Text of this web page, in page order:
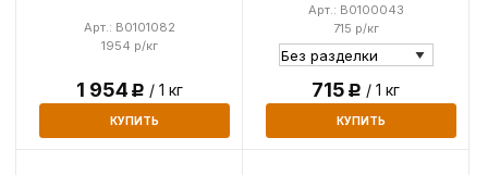
1954 р/кг
Арт.: B0101082
1 954Р / 1 кг
КУПИТЬ
715 р/кг
Арт.: B0100043
715Р / 1 кг
КУПИТЬ